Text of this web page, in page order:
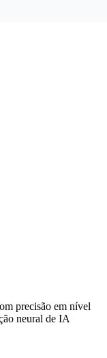
precisão em nível
neural de IA